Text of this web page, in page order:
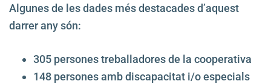
Algunes de les dades més destacades d’aquest
darrer any són:
305 persones treballadores de la cooperativa
148 persones amb discapacitat i/o especials